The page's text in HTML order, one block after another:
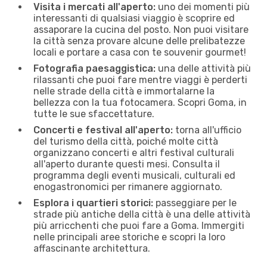
Visita i mercati all'aperto: uno dei momenti più
interessanti di qualsiasi viaggio è scoprire ed
assaporare la cucina del posto. Non puoi visitare
la città senza provare alcune delle prelibatezze
locali e portare a casa con te souvenir gourmet!
Fotografia paesaggistica: una delle attività più
rilassanti che puoi fare mentre viaggi è perderti
nelle strade della città e immortalarne la
bellezza con la tua fotocamera. Scopri Goma, in
tutte le sue sfaccettature.
Concerti e festival all'aperto: torna all'ufficio
del turismo della città, poiché molte città
organizzano concerti e altri festival culturali
all'aperto durante questi mesi. Consulta il
programma degli eventi musicali, culturali ed
enogastronomici per rimanere aggiornato.
Esplora i quartieri storici: passeggiare per le
strade più antiche della città è una delle attività
più arricchenti che puoi fare a Goma. Immergiti
nelle principali aree storiche e scopri la loro
affascinante architettura.